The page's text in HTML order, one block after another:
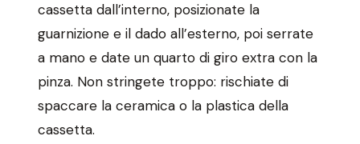
cassetta dall’interno, posizionate la
guarnizione e il dado all’esterno, poi serrate
a mano e date un quarto di giro extra con la
pinza. Non stringete troppo: rischiate di
spaccare la ceramica o la plastica della
cassetta.